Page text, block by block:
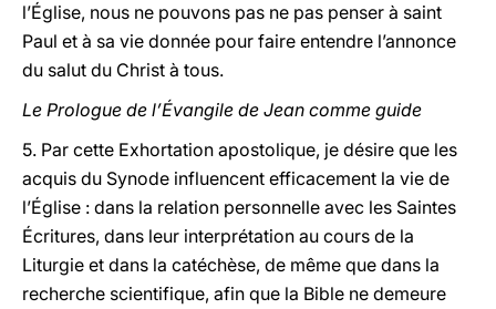
l’Église, nous ne pouvons pas ne pas penser à saint
Paul et à sa vie donnée pour faire entendre l’annonce
du salut du Christ à tous.
Le Prologue de l’Évangile de Jean comme guide
5. Par cette Exhortation apostolique, je désire que les
acquis du Synode influencent efficacement la vie de
l’Église : dans la relation personnelle avec les Saintes
Écritures, dans leur interprétation au cours de la
Liturgie et dans la catéchèse, de même que dans la
recherche scientifique, afin que la Bible ne demeure